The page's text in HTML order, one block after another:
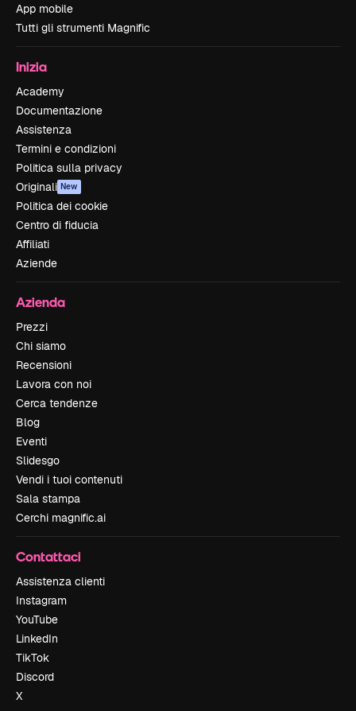
App mobile
Tutti gli strumenti Magnific
Inizia
Academy
Documentazione
Assistenza
Termini e condizioni
Politica sulla privacy
Originali New
Politica dei cookie
Centro di fiducia
Affiliati
Aziende
Azienda
Prezzi
Chi siamo
Recensioni
Lavora con noi
Cerca tendenze
Blog
Eventi
Slidesgo
Vendi i tuoi contenuti
Sala stampa
Cerchi magnific.ai
Contattaci
Assistenza clienti
Instagram
YouTube
LinkedIn
TikTok
Discord
X